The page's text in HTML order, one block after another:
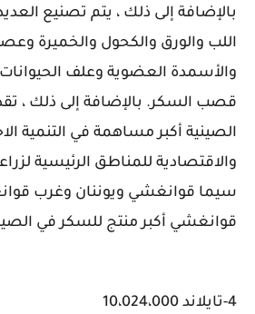
بالإضافة إلى ذلك ، يتم تصنيع
اللب والورق والكحول والخميرة
والأسمدة العضوية وعلف
قصب السكر. بالإضافة إلى ذلك ،
الصينية أكبر مساهمة في التنمية
والاقتصادية للمناطق الرئيسية
سيما قوانغشي ويوننان وغرب
قوانغشي أكبر منتج للسكر في
4-تايلاند 10،024،000